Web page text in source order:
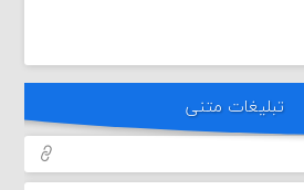
تبلیغات متنی